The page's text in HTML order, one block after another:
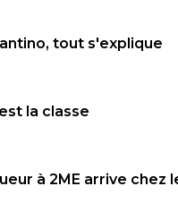
tout s'explique
la classe
à 2ME arrive chez